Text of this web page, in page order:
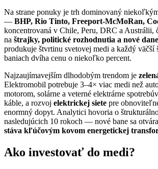
Na strane ponuky je trh dominovaný
— BHP, Rio Tinto, Freeport-McMoRan,
koncentrovaná v Chile, Peru, DRC a
na štrajky, politické rozhodnutia a nové dane
produkuje štvrtinu svetovej medi a každý väčší
baniach dvíha cenu o niekoľko percent.
Najzaujímavejším dlhodobým trendom je
Elektromobil potrebuje 3–4× viac medi než
motorom, solárne a veterné elektrárne
káble, a rozvoj elektrickej siete pre
enormný dopyt. Analytici hovoria o
nasledujúcich 10 rokoch — nové bane sa
stáva kľúčovým kovom energetickej
Ako investovať do medi?